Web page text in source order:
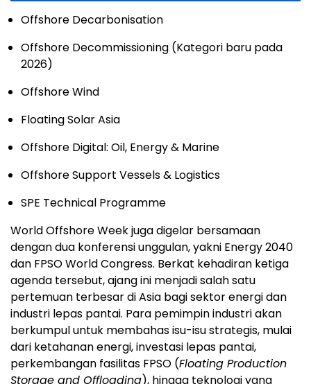
Offshore Decarbonisation
Offshore Decommissioning (Kategori baru pada
2026)
Offshore Wind
Floating Solar Asia
Offshore Digital: Oil, Energy & Marine
Offshore Support Vessels & Logistics
SPE Technical Programme
World Offshore Week juga digelar bersamaan
dengan dua konferensi unggulan, yakni Energy 2040
dan FPSO World Congress. Berkat kehadiran ketiga
agenda tersebut, ajang ini menjadi salah satu
pertemuan terbesar di Asia bagi sektor energi dan
industri lepas pantai. Para pemimpin industri akan
berkumpul untuk membahas isu-isu strategis, mulai
dari ketahanan energi, investasi lepas pantai,
perkembangan fasilitas FPSO (Floating Production
Storage and Offloading), hingga teknologi yang